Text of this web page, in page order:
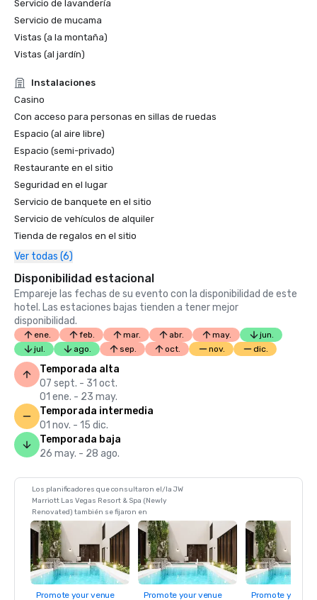
Servicio de lavandería
Servicio de mucama
Vistas (a la montaña)
Vistas (al jardín)
Instalaciones
Casino
Con acceso para personas en sillas de ruedas
Espacio (al aire libre)
Espacio (semi-privado)
Restaurante en el sitio
Seguridad en el lugar
Servicio de banquete en el sitio
Servicio de vehículos de alquiler
Tienda de regalos en el sitio
Ver todas (6)
Disponibilidad estacional
Empareje las fechas de su evento con la disponibilidad de este
hotel. Las estaciones bajas tienden a tener mejor
disponibilidad.
ene. feb. mar. abr. may.
jun.
jul.
ago. sep. oct. nov. dic.
Temporada alta
07 sept. - 31 oct.
01 ene. - 23 may.
Temporada intermedia
01 nov. - 15 dic.
Temporada baja
26 may. - 28 ago.
Los planificadores que consultaron el/la JW
Marriott Las Vegas Resort & Spa (Newly
Renovated) también se fijaron en
Promote your venue Promote your venue Promote your